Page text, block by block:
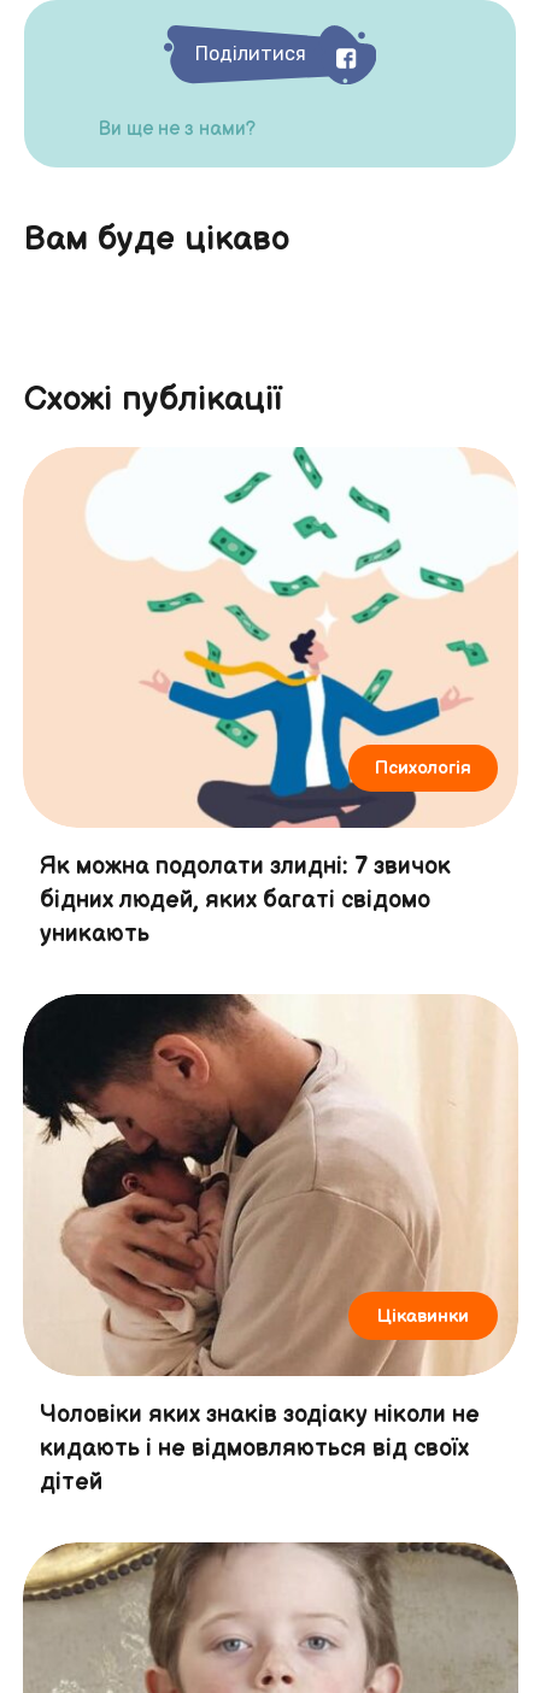
Поділитися
Ви ще не з нами?
Вам буде цікаво
Схожі публікації
Психологія
Як можна подолати злидні: 7 звичок
бідних людей, яких багаті свідомо
уникають
Цікавинки
Чоловіки яких знаків зодіаку ніколи не
кидають і не відмовляються від своїх
дітей